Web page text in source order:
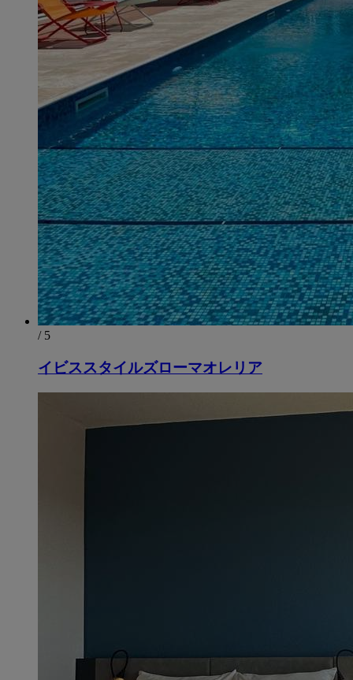
/ 5
イビススタイルズローマオレリア